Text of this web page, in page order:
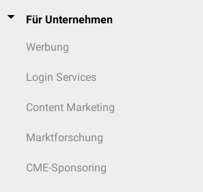
Für Unternehmen
Werbung
Login Services
Content Marketing
Marktforschung
CME-Sponsoring